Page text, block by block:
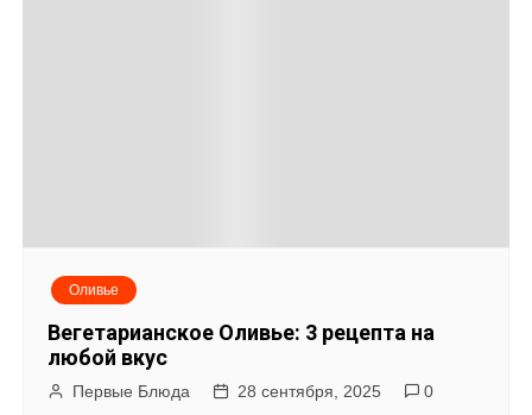
Оливье
Вегетарианское Оливье: 3 рецепта на
любой вкус
Первые Блюда 28 сентября, 2025 0